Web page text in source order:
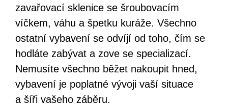
zavařovací sklenice se šroubovacím
víčkem, váhu a špetku kuráže. Všechno
ostatní vybavení se odvíjí od toho, čím se
hodláte zabývat a zove se specializací.
Nemusíte všechno běžet nakoupit hned,
vybavení je poplatné vývoji vaší situace
a šíři vašeho záběru.